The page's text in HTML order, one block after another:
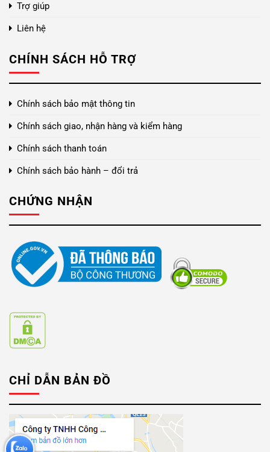
Trợ giúp
Liên hệ
CHÍNH SÁCH HỖ TRỢ
Chính sách bảo mật thông tin
Chính sách giao, nhận hàng và kiểm hàng
Chính sách thanh toán
Chính sách bảo hành – đổi trả
CHỨNG NHẬN
CHỈ DẪN BẢN ĐỒ